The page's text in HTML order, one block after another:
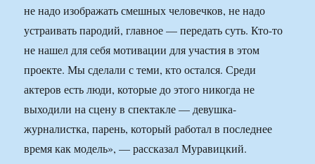
не надо изображать смешных человечков, не надо
устраивать пародий, главное — передать суть. Кто-то
не нашел для себя мотивации для участия в этом
проекте. Мы сделали с теми, кто остался. Среди
актеров есть люди, которые до этого никогда не
выходили на сцену в спектакле — девушка-
журналистка, парень, который работал в последнее
время как модель», — рассказал Муравицкий.